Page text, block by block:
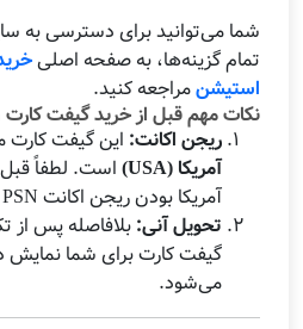
شما می‌توانید برای دسترسی به
تمام گزینه‌ها، به صفحه اصلی
استیشنمراجعه کنید.
نکات مهم قبل از خرید گیفت کارت ۱ دلاری PS4 و PS5
ریجن اکانت: این گیفت
آمریکا (USA)
است. لطفاً
آمریکا بودن ریجن اکانت PSN خود مطمئن شوید.
تحویل آنی: بلافاصله پس از
گیفت کارت برای شما نمایش
می‌شود.